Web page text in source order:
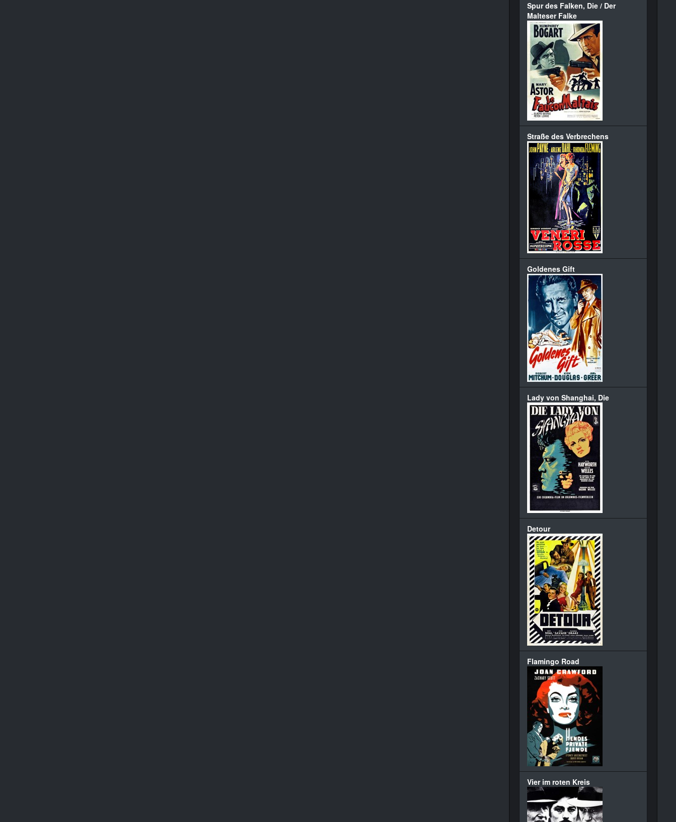
Spur des Falken, Die / Der
Malteser Falke
Straße des Verbrechens
Goldenes Gift
Lady von Shanghai, Die
Detour
Flamingo Road
Vier im roten Kreis